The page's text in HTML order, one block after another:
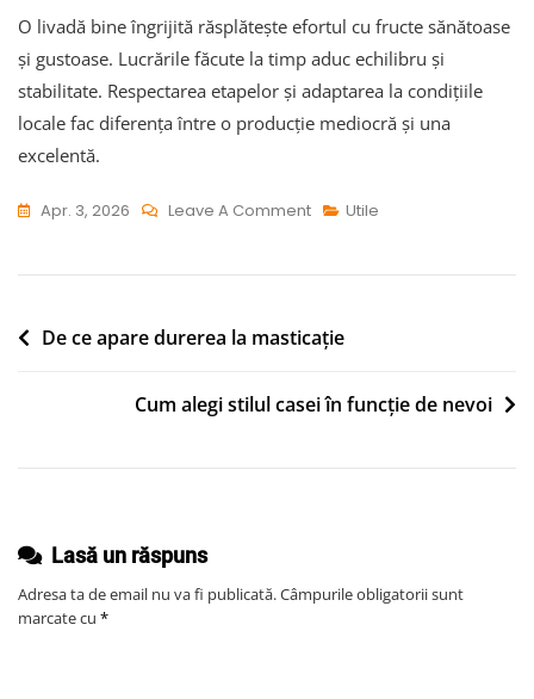
O livadă bine îngrijită răsplătește efortul cu fructe sănătoase
și gustoase. Lucrările făcute la timp aduc echilibru și
stabilitate. Respectarea etapelor și adaptarea la condițiile
locale fac diferența între o producție mediocră și una
excelentă.
Apr. 3, 2026 Leave A CommentOn
Lucrări
Fac
Livezi
Utile
Navigare
De ce apare durerea la masticație
Cum alegi stilul casei în funcție de nevoi
Lasă un răspuns
Adresa ta de email nu va fi publicată.Câmpurile obligatorii sunt
marcate cu *